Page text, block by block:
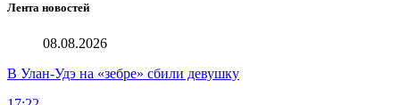
Лента новостей
08.08.2026
В Улан-Удэ на «зебре» сбили девушку